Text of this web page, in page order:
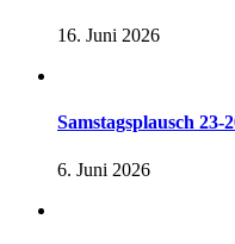
16. Juni 2026
Samstagsplausch 23-
6. Juni 2026